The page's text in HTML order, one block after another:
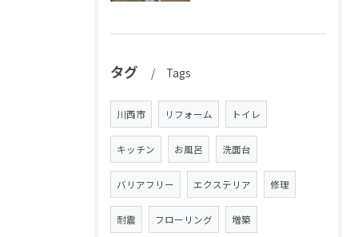
タグ Tags
川西市 リフォーム トイレ
キッチン お風呂 洗面台
バリアフリー エクステリア 修理
耐震 フローリング 増築